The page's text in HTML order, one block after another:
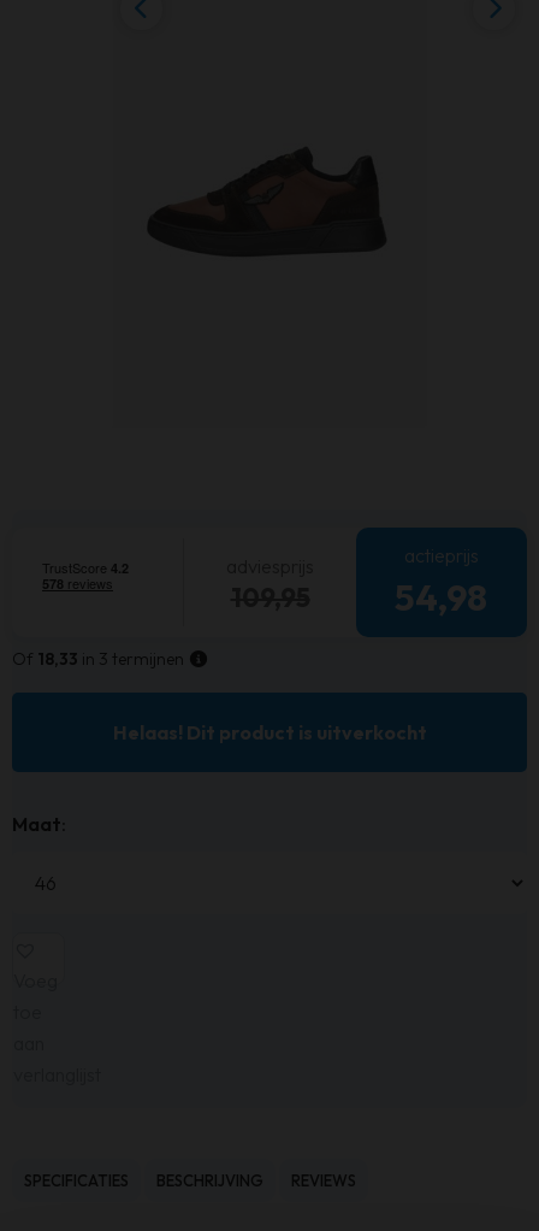
actieprijs
54,98
Of 18,33 in 3 termijnen
Helaas! Dit product is uitverkocht
Maat
SPECIFICATIES BESCHRIJVING REVIEWS